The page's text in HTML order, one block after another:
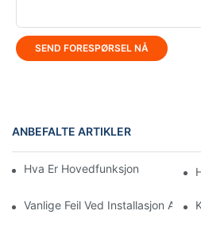
SEND FORESPØRSEL NÅ
ANBEFALTE ARTIKLER
Hva Er Hovedfunksjonene Til
Vanlige Feil Ved Installasjon Av